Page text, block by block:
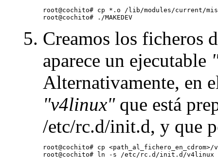
root@cochito# cp *.o /lib/modules/current/
Creamos los ficheros
aparece un ejecutable
Alternativamente, en
"v4linux"que está
/etc/rc.d/init.d, y que
root@cochito# cp